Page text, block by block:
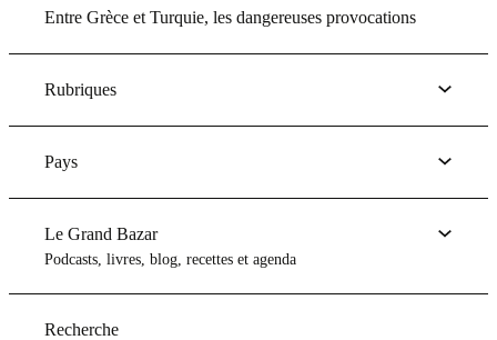
Entre Grèce et Turquie, les dangereuses provocations
Rubriques
Pays
Le Grand Bazar
Podcasts, livres, blog, recettes et agenda
Recherche